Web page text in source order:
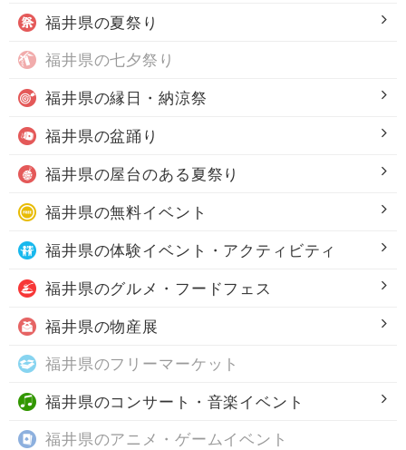
福井県の夏祭り
福井県の七夕祭り
福井県の縁日・納涼祭
福井県の盆踊り
福井県の屋台のある夏祭り
福井県の無料イベント
福井県の体験イベント・アクティビティ
福井県のグルメ・フードフェス
福井県の物産展
福井県のフリーマーケット
福井県のコンサート・音楽イベント
福井県のアニメ・ゲームイベント